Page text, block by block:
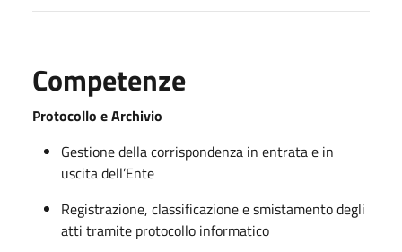
Competenze
Protocollo e Archivio
Gestione della corrispondenza in entrata e in
uscita dell’Ente
Registrazione, classificazione e smistamento degli
atti tramite protocollo informatico